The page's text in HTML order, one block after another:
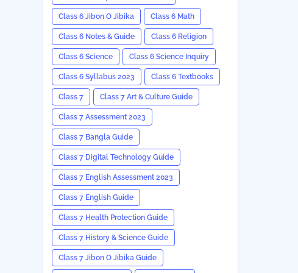
Class 6 Jibon O Jibika Class 6 Math
Class 6 Notes & Guide Class 6 Religion
Class 6 Science Class 6 Science Inquiry
Class 6 Syllabus 2023 Class 6 Textbooks
Class 7 Class 7 Art & Culture Guide
Class 7 Assessment 2023
Class 7 Bangla Guide
Class 7 Digital Technology Guide
Class 7 English Assessment 2023
Class 7 English Guide
Class 7 Health Protection Guide
Class 7 History & Science Guide
Class 7 Jibon O Jibika Guide